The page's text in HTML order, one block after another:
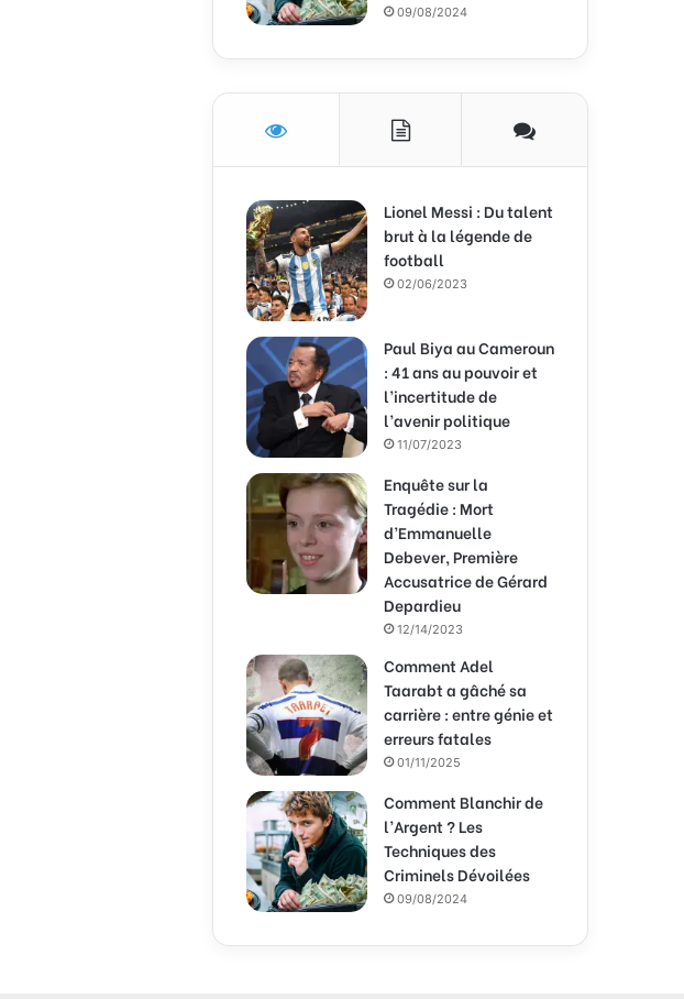
09/08/2024
Lionel Messi : Du talent
brut à la légende de
football
02/06/2023
Paul Biya au Cameroun
: 41 ans au pouvoir et
l’incertitude de
l’avenir politique
11/07/2023
Enquête sur la
Tragédie : Mort
d’Emmanuelle
Debever, Première
Accusatrice de Gérard
Depardieu
12/14/2023
Comment Adel
Taarabt a gâché sa
carrière : entre génie et
erreurs fatales
01/11/2025
Comment Blanchir de
l’Argent ? Les
Techniques des
Criminels Dévoilées
09/08/2024